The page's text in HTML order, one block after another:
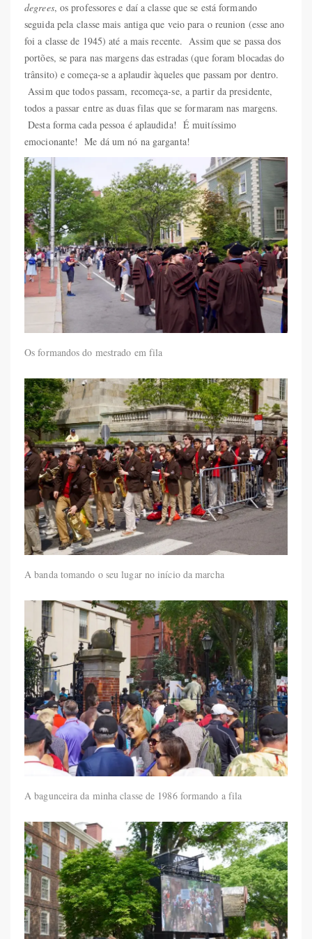
degrees, os professores e daí a classe que se está formando
seguida pela classe mais antiga que veio para o reunion (esse ano
foi a classe de 1945) até a mais recente. Assim que se passa dos
portões, se para nas margens das estradas (que foram blocadas do
trânsito) e começa-se a aplaudir àqueles que passam por dentro.
Assim que todos passam, recomeça-se, a partir da presidente,
todos a passar entre as duas filas que se formaram nas margens.
Desta forma cada pessoa é aplaudida! É muitíssimo
emocionante! Me dá um nó na garganta!
Os formandos do mestrado em fila
A banda tomando o seu lugar no início da marcha
A bagunceira da minha classe de 1986 formando a fila